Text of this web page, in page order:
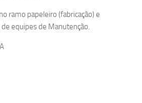
ramo papeleiro (fabricação) e
equipes de Manutenção.